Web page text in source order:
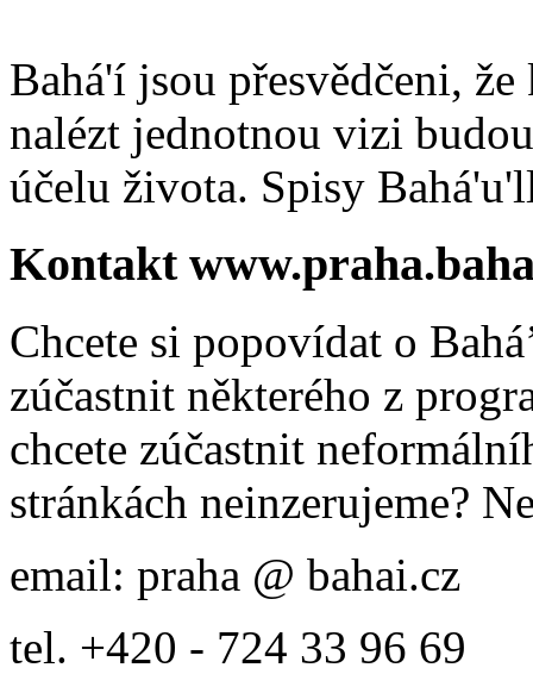
Bahá'í jsou přesvědčeni,
nalézt jednotnou vizi
účelu života. Spisy
Kontakt
Chcete si popovídat o
zúčastnit některého z
chcete zúčastnit
stránkách neinzerujeme?
email: praha @ bahai.cz
tel. +420 - 724 33 96 69